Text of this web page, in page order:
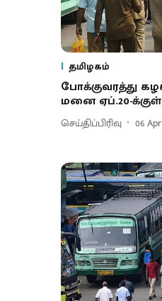
தமிழகம்
போக்குவரத்து
மனை ஏப்.20-
செய்திப்பிரிவு 06